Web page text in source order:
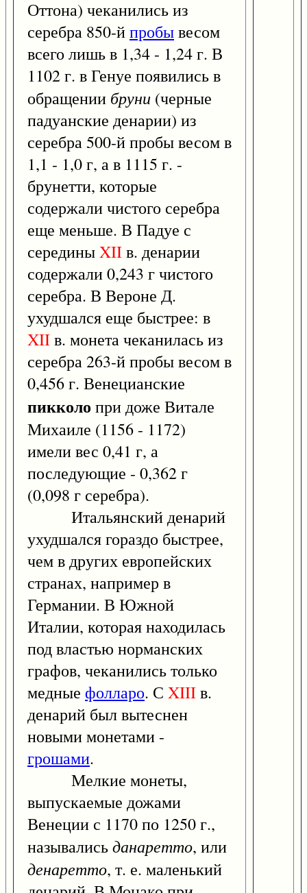
Оттона) чеканились из
серебра 850-йпробывесом
всего лишь в 1,34 - 1,24 г. В
1102 г. в Генуе появились в
обращении бруни (черные
падуанские денарии) из
серебра 500-й пробы весом в
1,1 - 1,0 г, а в 1115 г. -
брунетти, которые
содержали чистого серебра
еще меньше. В Падуе с
серединыXIIв. денарии
содержали 0,243 г чистого
серебра. В Вероне Д.
ухудшался еще быстрее: в
XIIв. монета чеканилась из
серебра 263-й пробы весом в
0,456 г. Венецианские
пикколо при доже Витале
Михаиле (1156 - 1172)
имели вес 0,41 г, а
последующие - 0,362 г
(0,098 г серебра).
Итальянский денарий
ухудшался гораздо быстрее,
чем в других европейских
странах, например в
Германии. В Южной
Италии, которая находилась
под властью норманских
графов, чеканились только
медные фолларо. С XIIIв.
денарий был вытеснен
новыми монетами -
грошами.
Мелкие монеты,
выпускаемые дожами
Венеции с 1170 по 1250 г.,
называлисьданаретто, или
денаретто, т. е. маленький